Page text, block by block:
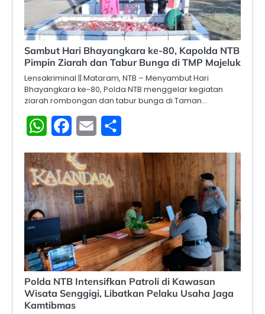
Sambut Hari Bhayangkara ke-80, Kapolda NTB
Pimpin Ziarah dan Tabur Bunga di TMP Majeluk
Lensakriminal || Mataram, NTB – Menyambut Hari
Bhayangkara ke-80, Polda NTB menggelar kegiatan
ziarah rombongan dan tabur bunga di Taman…
WhatsAppFacebook
Email
Polda NTB Intensifkan Patroli di Kawasan
Wisata Senggigi, Libatkan Pelaku Usaha Jaga
Kamtibmas